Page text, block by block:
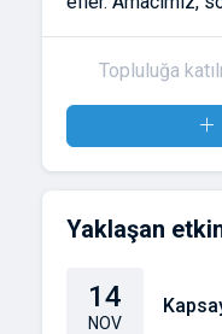
ürel meseleler için
ayalı ilişkiler
tmesini
dığınızda;
* Atölyeler ve
üçlendirme,
* Ulusal ve
Topluluğa
Yaklaşan
14
NOV